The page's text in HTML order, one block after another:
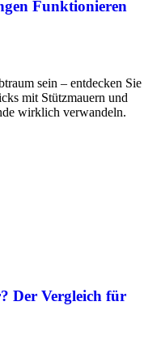
Funktionieren
sein – entdecken Sie
mit Stützmauern und
wirklich verwandeln.
Der Vergleich für